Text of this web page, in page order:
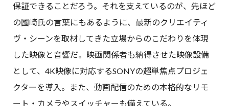
保証できることだろう。それを支えているのが、先ほど
の國崎氏の言葉にもあるように、最新のクリエイティ
ヴ・シーンを取材してきた立場からのこだわりを体現
した映像と音響だ。映画関係者も納得させた映像設備
として、4K映像に対応するSONYの超単焦点プロジェ
クターを導入。また、動画配信のための本格的なリモ
ート・カメラやスイッチャーも備えている。